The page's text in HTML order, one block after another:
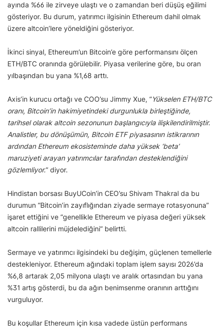
ayında %66 ile zirveye ulaştı ve o zamandan beri düşüş eğilimi
gösteriyor. Bu durum, yatırımcı ilgisinin Ethereum dahil olmak
üzere altcoin’lere yöneldiğini gösteriyor.
İkinci sinyal, Ethereum’un Bitcoin’e göre performansını ölçen
ETH/BTC oranında görülebilir. Piyasa verilerine göre, bu oran
yılbaşından bu yana %1,68 arttı.
Axis’in kurucu ortağı ve COO’su Jimmy Xue, “Yükselen ETH/BTC
oranı, Bitcoin’in hakimiyetindeki durgunlukla birleştiğinde,
tarihsel olarak altcoin sezonunun başlangıcıyla ilişkilendirilmiştir.
Analistler, bu dönüşümün, Bitcoin ETF piyasasının istikrarının
ardından Ethereum ekosisteminde daha yüksek ‘beta’
maruziyeti arayan yatırımcılar tarafından desteklendiğini
gözlemliyor.” diyor.
Hindistan borsası BuyUCoin’in CEO’su Shivam Thakral da bu
durumun “Bitcoin’in zayıflığından ziyade sermaye rotasyonuna”
işaret ettiğini ve “genellikle Ethereum ve piyasa değeri yüksek
altcoin rallilerini müjdelediğini” belirtti.
Sermaye ve yatırımcı ilgisindeki bu değişim, güçlenen temellerle
destekleniyor. Ethereum ağındaki toplam işlem sayısı 2026’da
%6,8 artarak 2,05 milyona ulaştı ve aralık ortasından bu yana
%31 artış gösterdi, bu da ağın benimsenme oranının arttığını
vurguluyor.
Bu koşullar Ethereum için kısa vadede üstün performans